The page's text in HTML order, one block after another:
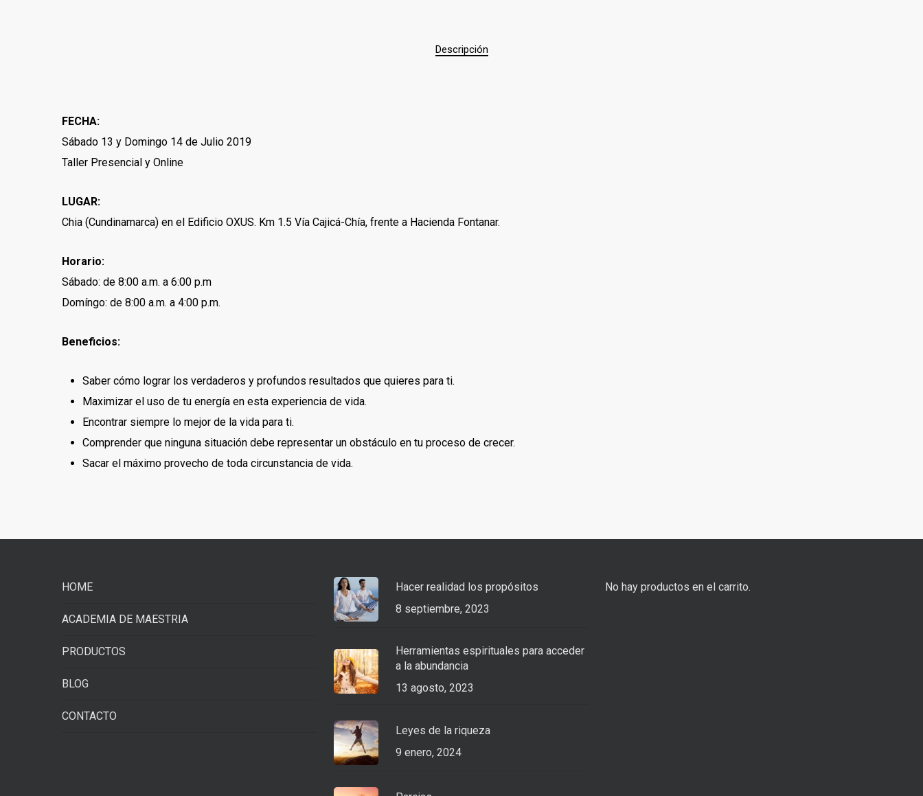
Descripción
FECHA:
Sábado 13 y Domingo 14 de Julio 2019
Taller Presencial y Online
LUGAR:
Chia (Cundinamarca) en el Edificio OXUS. Km 1.5 Vía Cajicá-Chía, frente a Hacienda Fontanar.
Horario:
Sábado: de 8:00 a.m. a 6:00 p.m
Domíngo: de 8:00 a.m. a 4:00 p.m.
Beneficios:
Saber cómo lograr los verdaderos y profundos resultados que quieres para ti.
Maximizar el uso de tu energía en esta experiencia de vida.
Encontrar siempre lo mejor de la vida para ti.
Comprender que ninguna situación debe representar un obstáculo en tu proceso de crecer.
Sacar el máximo provecho de toda circunstancia de vida.
HOME
ACADEMIA DE MAESTRIA
PRODUCTOS
BLOG
CONTACTO
Hacer realidad los propósitos
8 septiembre, 2023
Herramientas espirituales para acceder
a la abundancia
13 agosto, 2023
Leyes de la riqueza
9 enero, 2024
No hay productos en el carrito.